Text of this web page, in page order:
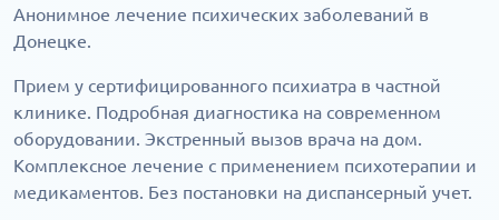
Анонимное лечение психических заболеваний в
Донецке.
Прием у сертифицированного психиатра в частной
клинике. Подробная диагностика на современном
оборудовании. Экстренный вызов врача на дом.
Комплексное лечение с применением психотерапии и
медикаментов. Без постановки на диспансерный учет.